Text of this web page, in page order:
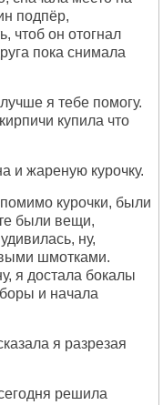
подпёр,
чтоб он отогнал
пока снимала
я тебе помогу.
купила что
и жареную курочку.
курочки, были
были вещи,
ну,
шмотками.
я достала бокалы
и начала
я разрезая
решила